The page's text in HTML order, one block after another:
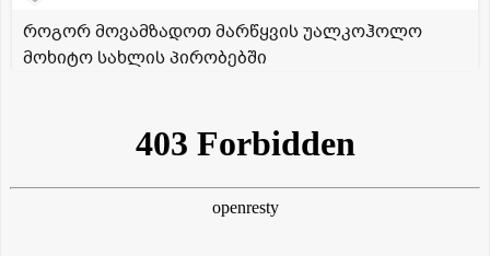
როგორ მოვამზადოთ მარწყვის უალკოჰოლო
მოხიტო სახლის პირობებში